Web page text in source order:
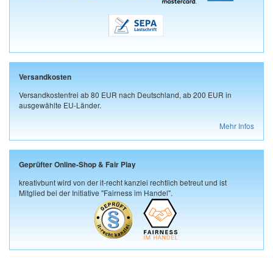
Versandkosten
Versandkostenfrei ab 80 EUR nach Deutschland, ab 200 EUR in
ausgewählte EU-Länder.
Mehr Infos
Geprüfter Online-Shop & Fair Play
kreativbunt wird von der it-recht kanzlei rechtlich betreut und ist
Mitglied bei der Initiative "Fairness im Handel".